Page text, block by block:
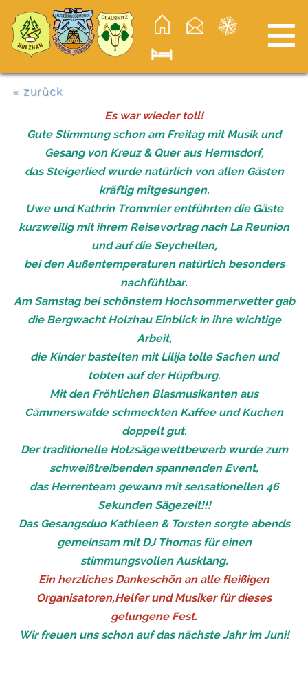
« zurück
Es war wieder toll!
Gute Stimmung schon am Freitag mit Musik und
Gesang von Kreuz & Quer aus Hermsdorf,
das Steigerlied wurde natürlich von allen Gästen
kräftig mitgesungen.
Uwe und Kathrin Trommler entführten die Gäste
kurzweilig mit ihrem Reisevortrag nach La Reunion
und auf die Seychellen,
bei den Außentemperaturen natürlich besonders
nachfühlbar.
Am Samstag bei schönstem Hochsommerwetter gab
die Bergwacht Holzhau Einblick in ihre wichtige
Arbeit,
die Kinder bastelten mit Lilija tolle Sachen und
tobten auf der Hüpfburg.
Mit den Fröhlichen Blasmusikanten aus
Cämmerswalde schmeckten Kaffee und Kuchen
doppelt gut.
Der traditionelle Holzsägewettbewerb wurde zum
schweißtreibenden spannenden Event,
das Herrenteam gewann mit sensationellen 46
Sekunden Sägezeit!!!
Das Gesangsduo Kathleen & Torsten sorgte abends
gemeinsam mit DJ Thomas für einen
stimmungsvollen Ausklang.
Ein herzliches Dankeschön an alle fleißigen
Organisatoren,Helfer und Musiker für dieses
gelungene Fest.
Wir freuen uns schon auf das nächste Jahr im Juni!
≡